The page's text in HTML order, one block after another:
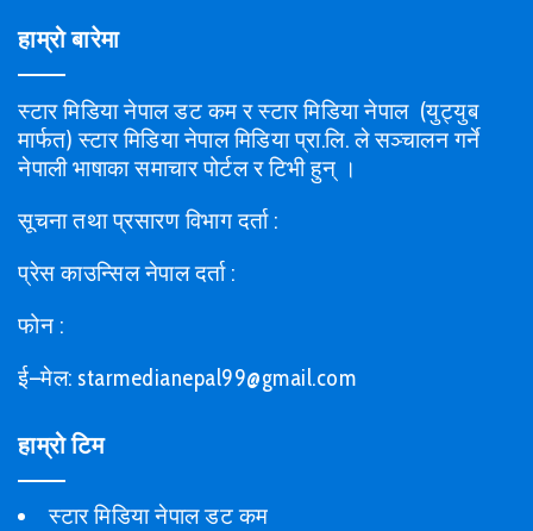
हाम्रो बारेमा
स्टार मिडिया नेपाल डट कम र स्टार मिडिया नेपाल (युट्युब
मार्फत) स्टार मिडिया नेपाल मिडिया प्रा.लि. ले सञ्चालन गर्ने
नेपाली भाषाका समाचार पोर्टल र टिभी हुन् ।
सूचना तथा प्रसारण विभाग दर्ता :
प्रेस काउन्सिल नेपाल दर्ता :
फोन :
ई–मेल: starmedianepal99@gmail.com
हाम्रो टिम
स्टार मिडिया नेपाल डट कम